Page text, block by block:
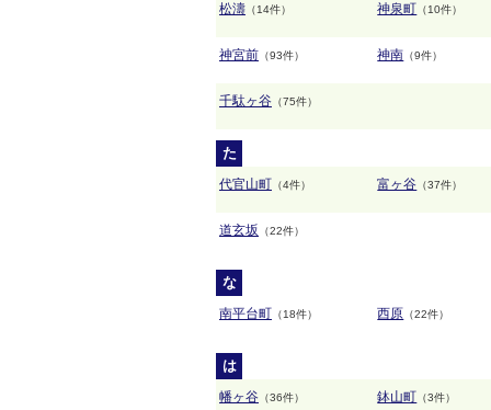
松濤 （14件） 神泉町 （10件）
神宮前 （93件） 神南 （9件）
千駄ヶ谷 （75件）
た
代官山町 （4件） 富ヶ谷 （37件）
道玄坂 （22件）
な
南平台町 （18件） 西原 （22件）
は
幡ヶ谷 （36件） 鉢山町 （3件）